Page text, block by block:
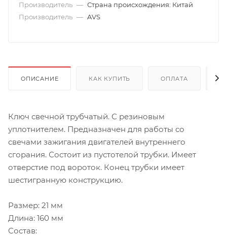
Производитель — Страна происхождения: Китай
Производитель — AVS
ОПИСАНИЕ КАК КУПИТЬ ОПЛАТА
Ключ свечной трубчатый. С резиновым
уплотнителем. Предназначен для работы со
свечами зажигания двигателей внутреннего
сгорания. Состоит из пустотелой трубки. Имеет
отверстие под вороток. Конец трубки имеет
шестигранную конструкцию.
Размер: 21 мм
Длина: 160 мм
Состав: